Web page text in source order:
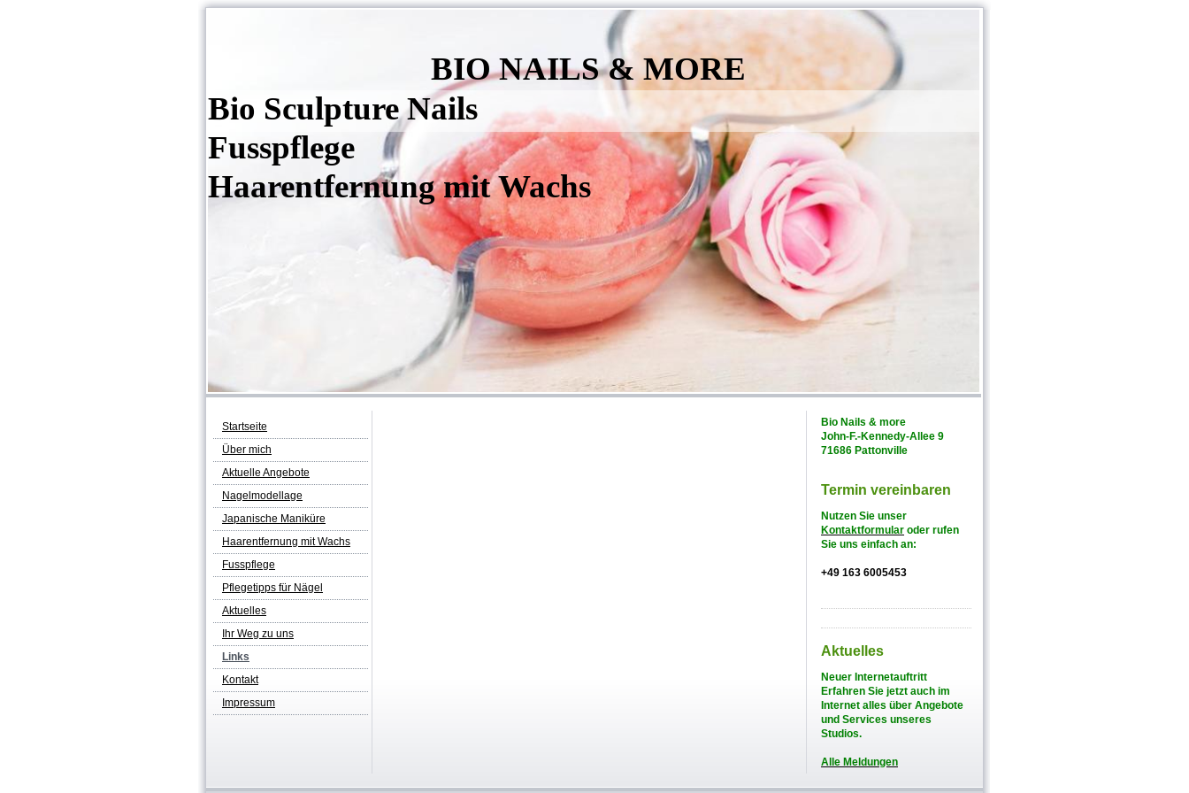
BIO NAILS & MORE
Bio Sculpture Nails
Fusspflege
Haarentfernung mit Wachs
Startseite
Über mich
Aktuelle Angebote
Nagelmodellage
Japanische Maniküre
Haarentfernung mit Wachs
Fusspflege
Pflegetipps für Nägel
Aktuelles
Ihr Weg zu uns
Links
Kontakt
Impressum
Bio Nails & more
John-F.-Kennedy-Allee 9
71686 Pattonville
Termin vereinbaren
Nutzen Sie unser
Kontaktformular oder rufen
Sie uns einfach an:
+49 163 6005453
Aktuelles
Neuer Internetauftritt
Erfahren Sie jetzt auch im
Internet alles über Angebote
und Services unseres
Studios.
Alle Meldungen